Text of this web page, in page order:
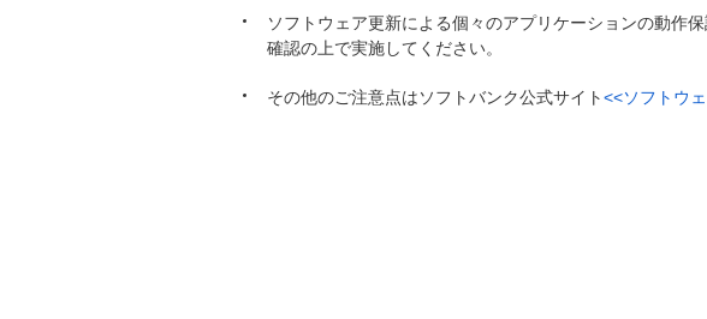
ソフトウェア更新による個々のアプリケーションの動作
確認の上で実施してください。
その他のご注意点はソフトバンク公式サイト<<ソフトウ